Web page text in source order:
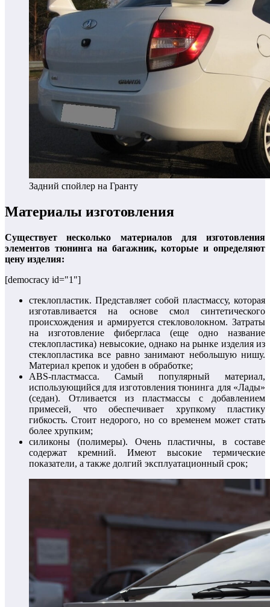
Задний спойлер на Гранту
Материалы изготовления
Существует несколько материалов для изготовления
элементов тюнинга на багажник, которые и определяют
цену изделия:
[democracy id="1"]
стеклопластик. Представляет собой пластмассу, которая
изготавливается на основе смол синтетического
происхождения и армируется стекловолокном. Затраты
на изготовление фибергласа (еще одно название
стеклопластика) невысокие, однако на рынке изделия из
стеклопластика все равно занимают небольшую нишу.
Материал крепок и удобен в обработке;
ABS-пластмасса. Самый популярный материал,
использующийся для изготовления тюнинга для «Лады»
(седан). Отливается из пластмассы с добавлением
примесей, что обеспечивает хрупкому пластику
гибкость. Стоит недорого, но со временем может стать
более хрупким;
силиконы (полимеры). Очень пластичны, в составе
содержат кремний. Имеют высокие термические
показатели, а также долгий эксплуатационный срок;